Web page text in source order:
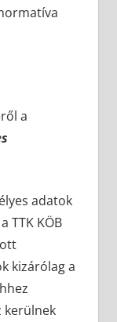
a
adatok
TTK KÖB
kizárólag a
kerülnek